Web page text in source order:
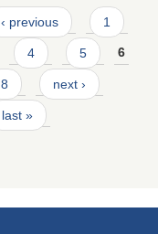
‹ previous 1
4 5 6
8 next ›
last »